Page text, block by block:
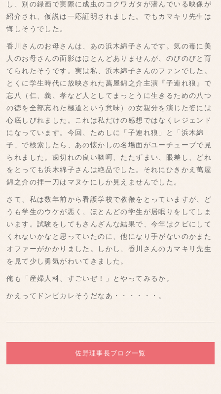
し、別の録画で実際に成虫のコクワガタが潜んでいる映像が
紹介され、仮説は一応証明されました。でもカマキリ先生は
悔しそうでした。
香川さんのお母さんは、あの浜木綿子さんです。気の毒に美
人のお母さんの面影はほとんどありませんが、のびのびと育
てられたそうです。実は私、浜木綿子さんのファンでした。
とくに学生時代に放映された萬屋錦之介主演『子連れ狼』で
忘八（仁、義、孝など人としてまっとうに生きるための八つ
の徳を全部忘れた極道という意味）の女親分を演じた姿には
心底しびれました。これは私だけの感想ではなくレジェンド
になっています。今回、ためしに「子連れ狼」と「浜木綿
子」で検索したら、あの懐かしの名場面がユーチューブで見
られました。歯切れの良い啖呵、たたずまい、眼差し、どれ
をとっても浜木綿子さんは絶品でした。それにひきかえ萬屋
錦之介の拝一刀はマヌケにしか見えませんでした。
さて、私は数年前から看護学校で教鞭をとっていますが、ど
うも学生のウケが悪く、ほとんどの学生が居眠りをしてしま
います。試験をしてもさんざんな結果で、今年はクビにして
くれないかなと思っていたのに、他になり手がないのかまた
オファーがかかりました。しかし、香川さんのカマキリ先生
を見て少し勇気がわいてきました。
俺も「産婦人科、すごいぜ！」とやってみるか。
かえってドンビカレそうだなあ・・・・・・。
佐野理事長ブログ一覧